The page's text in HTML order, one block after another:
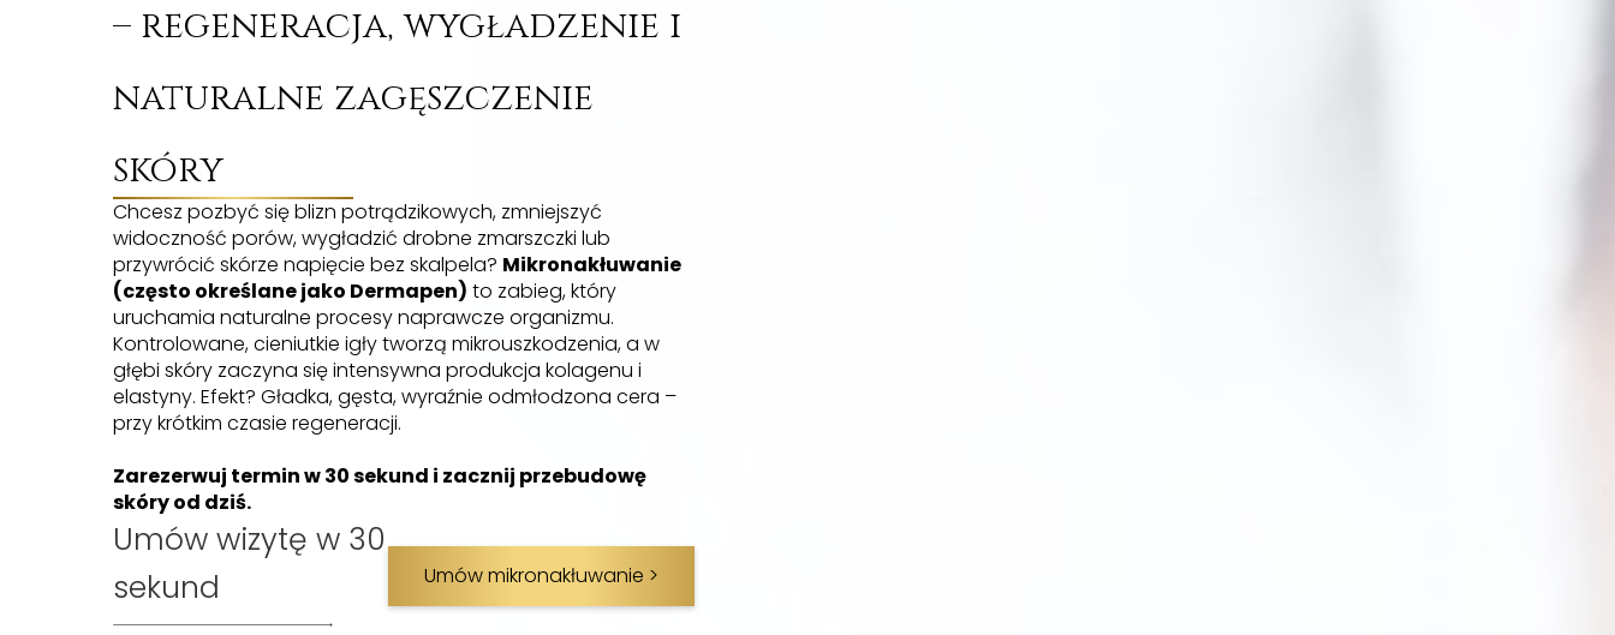
– regeneracja, wygładzenie i
naturalne zagęszczenie
skóry
Chcesz pozbyć się blizn potrądzikowych, zmniejszyć
widoczność porów, wygładzić drobne zmarszczki lub
przywrócić skórze napięcie bez skalpela? Mikronakłuwanie
(często określane jako Dermapen) to zabieg, który
uruchamia naturalne procesy naprawcze organizmu.
Kontrolowane, cieniutkie igły tworzą mikrouszkodzenia, a w
głębi skóry zaczyna się intensywna produkcja kolagenu i
elastyny. Efekt? Gładka, gęsta, wyraźnie odmłodzona cera –
przy krótkim czasie regeneracji.
Zarezerwuj termin w 30 sekund i zacznij przebudowę
skóry od dziś.
Umów wizytę w 30
sekund
Umów mikronakłuwanie >